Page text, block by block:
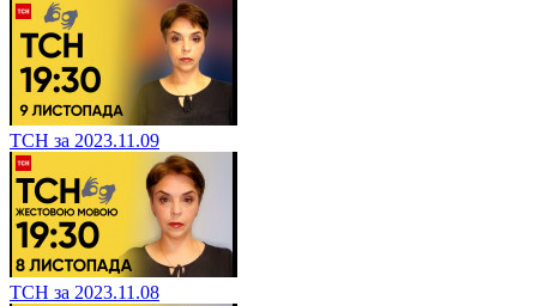
ТСН за 2023.11.09
ТСН за 2023.11.08